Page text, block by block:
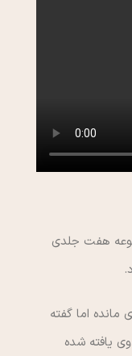
هفت جلدی
اما گفته
یافته شده